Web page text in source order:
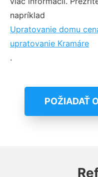
napríklad
Upratovanie domu
upratovanie Kramáre
.
POŽIADAŤ